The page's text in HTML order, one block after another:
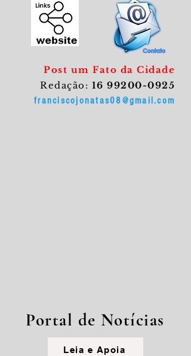
Post um Fato da Cidade
Redação: 16 99200-0925
franciscojonatas08@gmail.com
Portal de Notícias
Leia e Apoia